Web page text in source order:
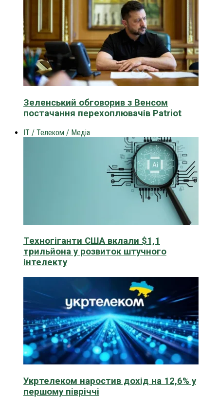
Зеленський обговорив з Венсом
постачання перехоплювачів Patriot
IT / Телеком / Медіа
Техногіганти США вклали $1,1
трильйона у розвиток штучного
інтелекту
Укртелеком наростив дохід на 12,6% у
першому півріччі